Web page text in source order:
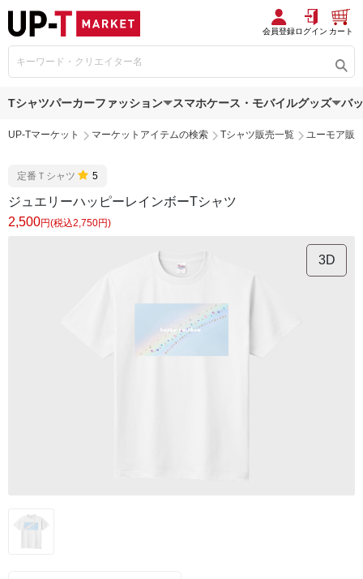
会員登録ログイン カート
Tシャツパーカーファッション スマホケース・モバイルグッズ バ
UP-Tマーケット マーケットアイテムの検索 Tシャツ販売一覧 ユーモア販
定番Ｔシャツ 5
ジュエリーハッピーレインボーTシャツ
2,500円(税込2,750円)
3D